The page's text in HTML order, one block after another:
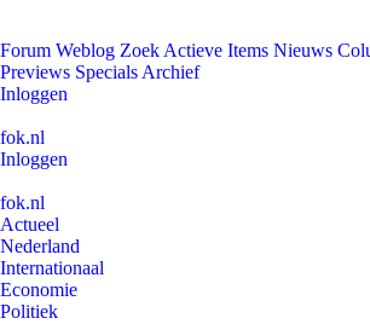
Forum Weblog Zoek Actieve Items Nieuws
Previews Specials Archief
Inloggen
fok.nl
Inloggen
fok.nl
Actueel
Nederland
Internationaal
Economie
Politiek